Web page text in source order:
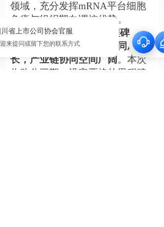
领域，充分发挥mRNA平台细 胞
免疫与组织靶向调控优势。
3） 交易设计
分步里程碑，兼
顾短期 风险控制与
同成
长 ， 产业链协同空间广 阔。本次
收 购 分三期， 设 定严格的里程碑